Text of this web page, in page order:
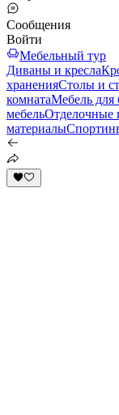
Сообщения
Войти
Мебельный тур
Диваны и кресла
храненияСтолы и
комнатаМебель для
мебельОтделочные
материалы